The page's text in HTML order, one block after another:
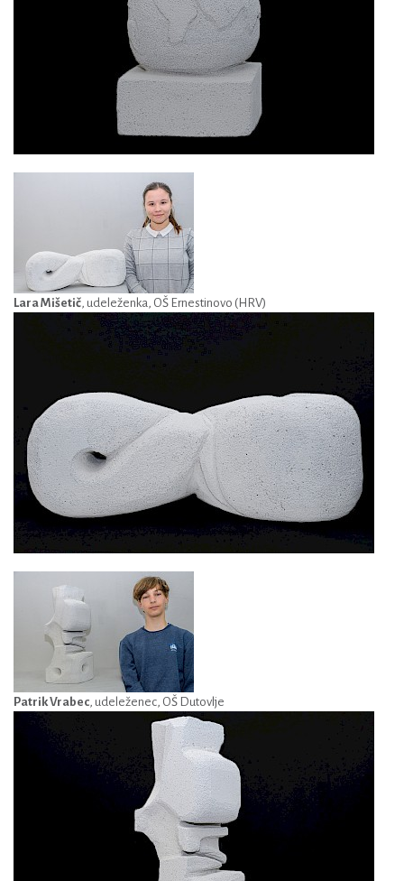
Lara Mišetič, udeleženka, OŠ Ernestinovo (HRV)
Patrik Vrabec, udeleženec, OŠ Dutovlje